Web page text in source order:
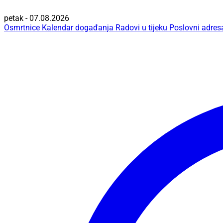
petak - 07.08.2026
Osmrtnice Kalendar događanja Radovi u tijeku Poslovni